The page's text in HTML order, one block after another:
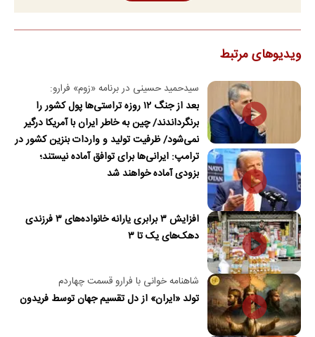
ویدیوهای مرتبط
سیدحمید حسینی در برنامه «زوم» فرارو:
بعد از جنگ ۱۲ روزه تراستی‌ها پول کشور را
برنگرداندند/ چین به خاطر ایران با آمریکا درگیر
نمی‌شود/ ظرفیت تولید و واردات بنزین کشور در
جنگ آسیب دید/حدود ۶۰ روز توانایی ذخیره
نفت در محاصره را داریم
ترامپ: ایرانی‌ها برای توافق آماده نیستند؛
بزودی آماده خواهند شد
افزایش ۳ برابری یارانه خانواده‌های ۳ فرزندی
دهک‌های یک تا ۳
شاهنامه خوانی با فرارو قسمت چهاردم
تولد «ایران» از دل تقسیم جهان توسط فریدون